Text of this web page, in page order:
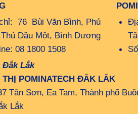
76 Bùi Văn Bình, Phú
Dầu Một, Bình Dương
08 1800 1508
Lắk
THỊ POMINATECH ĐẮK LẮK
Tân Sơn, Ea Tam, Thành phố
Lắk